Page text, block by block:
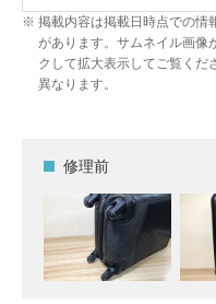
掲載内容は掲載日時点での情
があります。サムネイル画像
クして拡大表示してご覧くだ
異なります。
修理前